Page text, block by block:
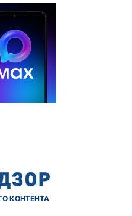
КОНТЕНТА